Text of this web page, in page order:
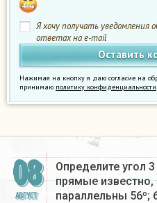
Я хочу получать уведомления
ответах на e-mail
Нажимая на кнопку я даю согласие на
принимаю политику конфиденциальности
08
АВГУСТ
Определите угол
прямые известно,
параллельны 56º;